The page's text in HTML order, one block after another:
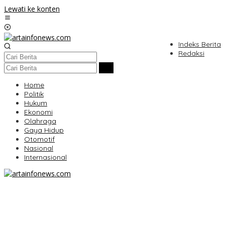
Lewati ke konten
Indeks Berita
Redaksi
Home
Politik
Hukum
Ekonomi
Olahraga
Gaya Hidup
Otomotif
Nasional
Internasional